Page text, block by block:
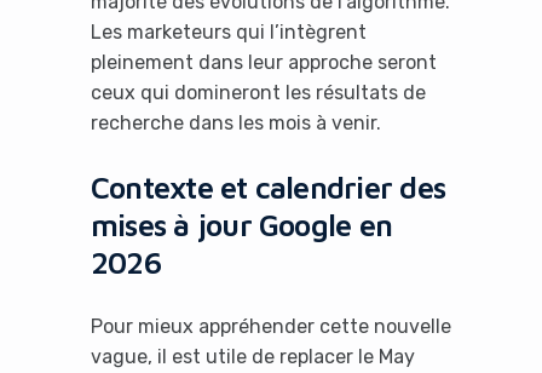
Les marketeurs qui l’intègrent
pleinement dans leur approche seront
ceux qui domineront les résultats de
recherche dans les mois à venir.
Contexte et calendrier des
mises à jour Google en
2026
Pour mieux appréhender cette nouvelle
vague, il est utile de replacer le May